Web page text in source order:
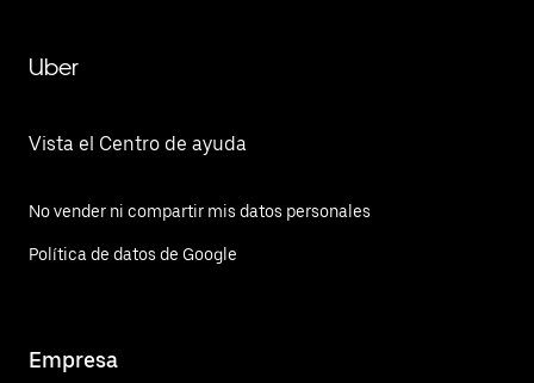
Uber
Vista el Centro de ayuda
No vender ni compartir mis datos personales
Política de datos de Google
Empresa